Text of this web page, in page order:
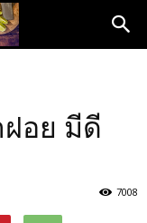
อย มีดี
7008